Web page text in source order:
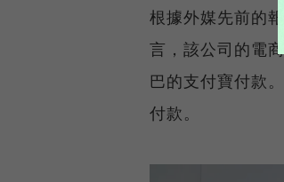
根據外媒先前的
言，該公司的電
巴的支付寶付款
付款。